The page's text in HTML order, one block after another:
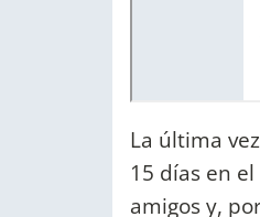
La última
15 días en
amigos y,